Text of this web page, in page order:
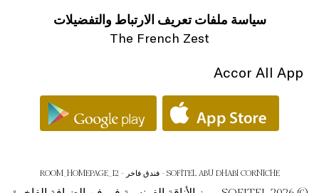
سياسة ملفات تعريف الارتباط والتفضيلات
The French Zest
Accor All App
SOFITEL ABU DHABI CORNICHE - فندق فاخر - ROOM_HOMEPAGE_12